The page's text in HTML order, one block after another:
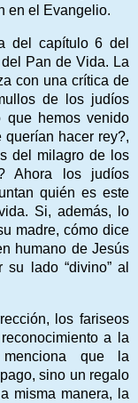
en el Evangelio.
del capítulo 6 del
Pan de Vida. La
con una crítica de
de los judíos
que hemos venido
hacer rey?,
del milagro de los
Ahora los judíos
quién es este
Si, además, lo
madre, cómo dice
humano de Jesús
lado “divino” al
los fariseos
a la
que la
sino un regalo
misma manera, la